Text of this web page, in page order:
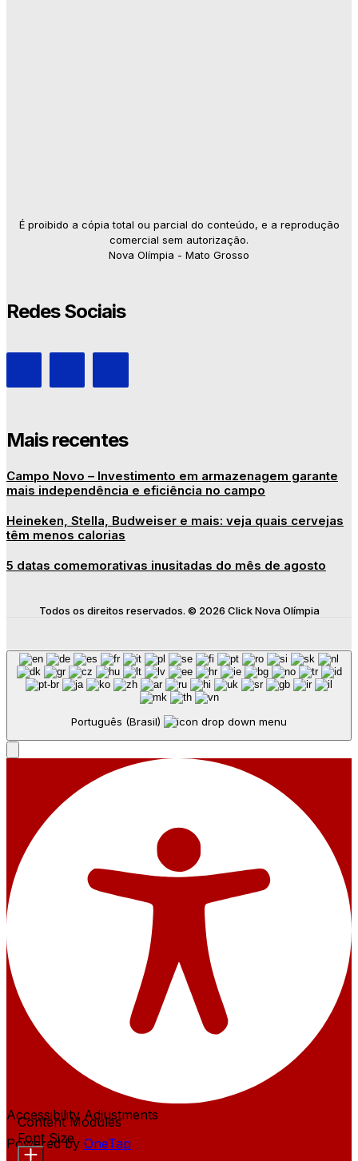
É proibido a cópia total ou parcial do conteúdo, e a reprodução
comercial sem autorização.
Nova Olímpia - Mato Grosso
Redes Sociais
Mais recentes
Campo Novo – Investimento em armazenagem garante
mais independência e eficiência no campo
Heineken, Stella, Budweiser e mais: veja quais cervejas
têm menos calorias
5 datas comemorativas inusitadas do mês de agosto
Todos os direitos reservados. © 2026 Click Nova Olímpia
Português (Brasil)
Accessibility Adjustments
Powered by OneTap
Content Modules
Font Size